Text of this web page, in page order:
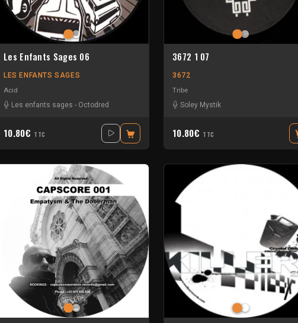
Les Enfants Sages 06
LES ENFANTS SAGES
Acid
Les enfants sages - Octodred
10.80€ TTC
3672 1 07
3672
Tribe
Soley Mystik
10.80€ TTC